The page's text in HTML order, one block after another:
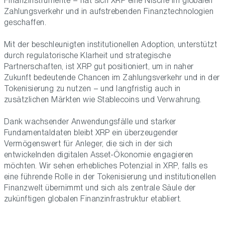
Zahlungsverkehr und in aufstrebenden Finanztechnologien
geschaffen.
Mit der beschleunigten institutionellen Adoption, unterstützt
durch regulatorische Klarheit und strategische
Partnerschaften, ist XRP gut positioniert, um in naher
Zukunft bedeutende Chancen im Zahlungsverkehr und in der
Tokenisierung zu nutzen – und langfristig auch in
zusätzlichen Märkten wie Stablecoins und Verwahrung.
Dank wachsender Anwendungsfälle und starker
Fundamentaldaten bleibt XRP ein überzeugender
Vermögenswert für Anleger, die sich in der sich
entwickelnden digitalen Asset-Ökonomie engagieren
möchten. Wir sehen erhebliches Potenzial in XRP, falls es
eine führende Rolle in der Tokenisierung und institutionellen
Finanzwelt übernimmt und sich als zentrale Säule der
zukünftigen globalen Finanzinfrastruktur etabliert.